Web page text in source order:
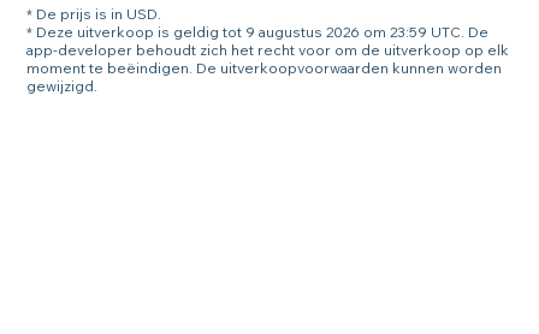
* De prijs is in USD.
* Deze uitverkoop is geldig tot 9 augustus 2026 om 23:59 UTC. De
app-developer behoudt zich het recht voor om de uitverkoop op elk
moment te beëindigen. De uitverkoopvoorwaarden kunnen worden
gewijzigd.